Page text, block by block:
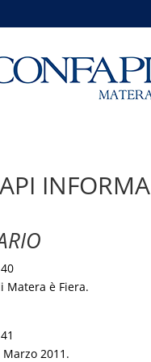
INFORMA
è Fiera.
Marzo 2011.